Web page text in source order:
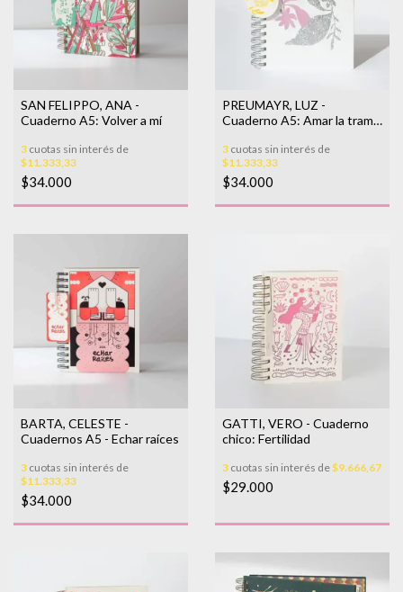
SAN FELIPPO, ANA -
Cuaderno A5: Volver a mí
3 cuotas sin interés de
$11.333,33
$34.000
PREUMAYR, LUZ -
Cuaderno A5: Amar la trama
3 cuotas sin interés de
$11.333,33
$34.000
BARTA, CELESTE -
Cuadernos A5 - Echar raíces
3 cuotas sin interés de
$11.333,33
$34.000
GATTI, VERO - Cuaderno
chico: Fertilidad
3 cuotas sin interés de$9.666,67
$29.000